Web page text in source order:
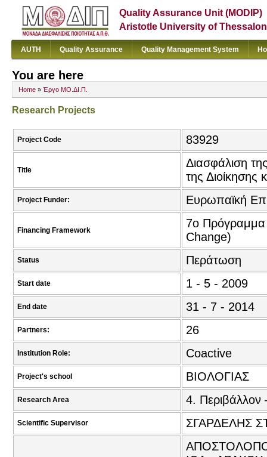
Quality Assurance Unit (MODIP)
Aristotle University of
AUTH Quality Assurance Quality Management System
You are here
Home » Έργο ΜΟ.ΔΙ.Π.
Research Projects
Project Code 83929
Title
Διασφάλιση
της Διοίκησης
Project Funder: Ευρωπαϊκή
Financing Framework
7o Πρόγραμμα
Change)
Status Περάτωση
Start date 1 - 5 - 2009
End date 31 - 7 - 2014
Partners: 26
Institution Role: Coactive
Project's school ΒΙΟΛΟΓΙΑΣ
Research Area 4. Περιβάλλον
Scientific Supervisor ΣΓΑΡΔΕΛΗΣ